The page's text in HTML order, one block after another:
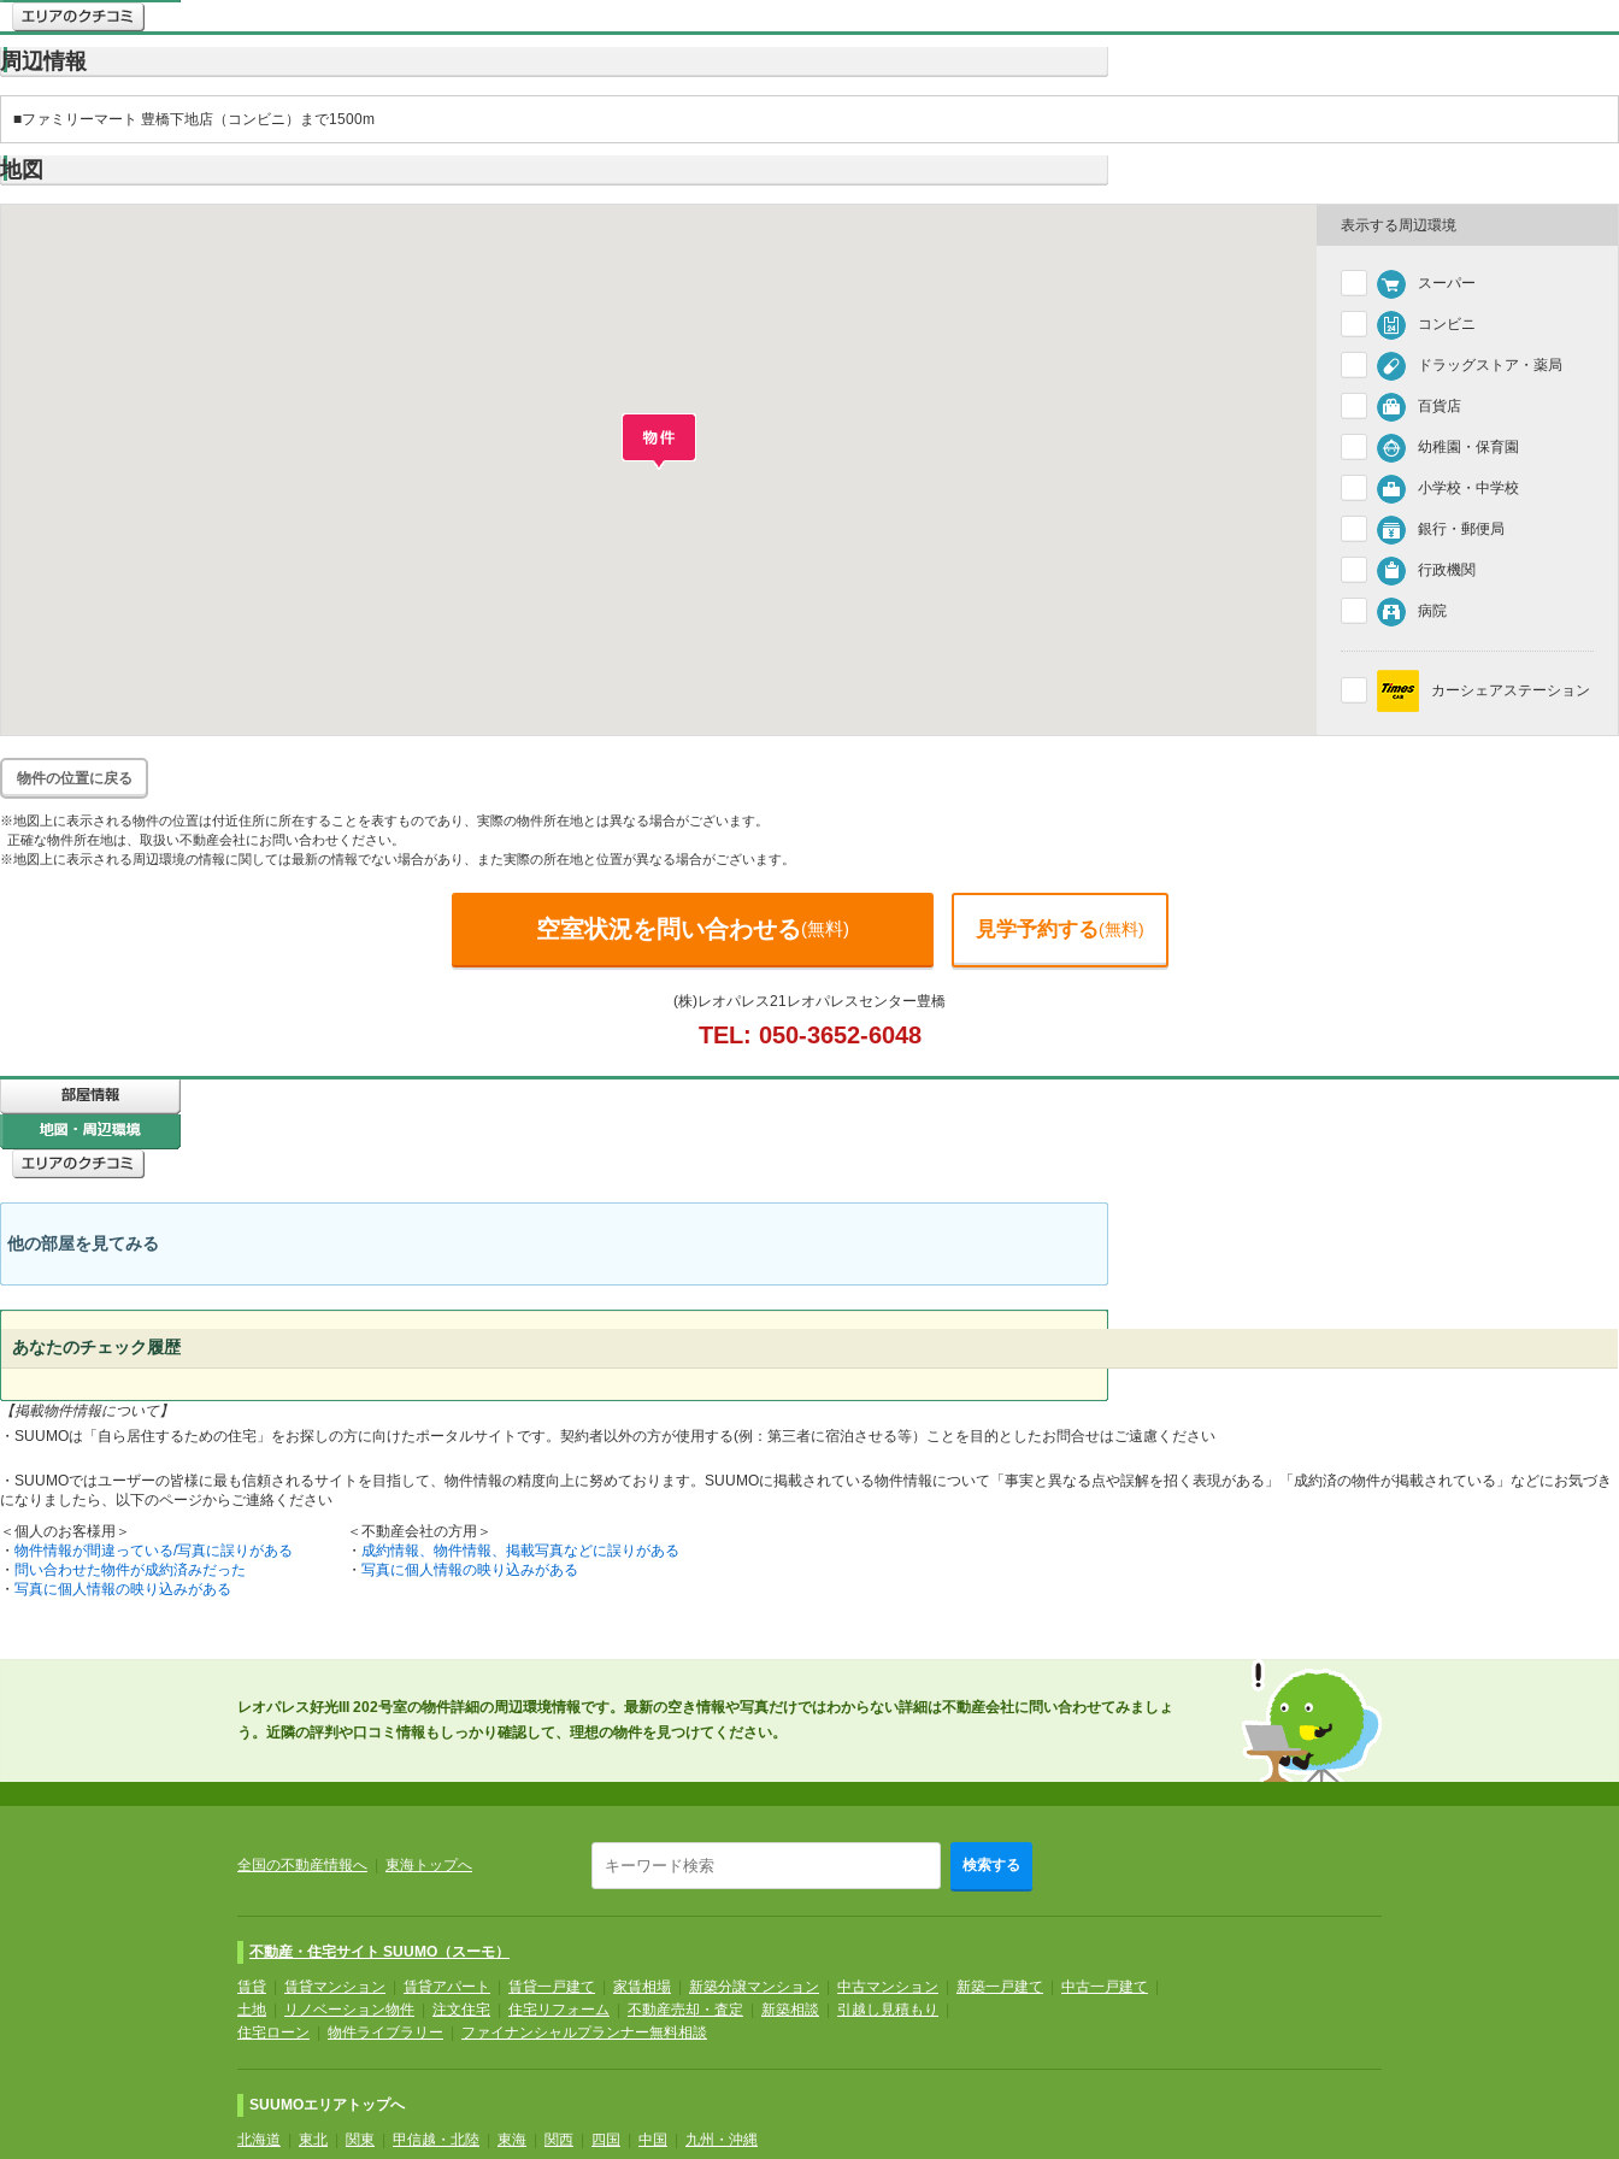
周辺情報
■ファミリーマート 豊橋下地店（コンビニ）まで1500m
地図
表示する周辺環境
スーパー
コンビニ
ドラッグストア・薬局
百貨店
幼稚園・保育園
小学校・中学校
銀行・郵便局
行政機関
病院
カーシェアステーション
物件の位置に戻る
※地図上に表示される物件の位置は付近住所に所在することを表すものであり、実際の物件所在地とは異なる場合がございます。
正確な物件所在地は、取扱い不動産会社にお問い合わせください。
※地図上に表示される周辺環境の情報に関しては最新の情報でない場合があり、また実際の所在地と位置が異なる場合がございます。
空室状況を問い合わせる(無料) 見学予約する(無料)
(株)レオパレス21レオパレスセンター豊橋
TEL: 050-3652-6048
他の部屋を見てみる
あなたのチェック履歴
【掲載物件情報について】
・SUUMOは「自ら居住するための住宅」をお探しの方に向けたポータルサイトです。契約者以外の方が使用する(例：第三者に宿泊させる等）ことを目的としたお問合せはご遠慮ください
・SUUMOではユーザーの皆様に最も信頼されるサイトを目指して、物件情報の精度向上に努めております。SUUMOに掲載されている物件情報について「事実と異なる点や誤解を招く表現がある」「成約済の物件が掲載されている」などにお気づき
になりましたら、以下のページからご連絡ください
＜個人のお客様用＞
・ 物件情報が間違っている/写真に誤りがある
・ 問い合わせた物件が成約済みだった
・ 写真に個人情報の映り込みがある
＜不動産会社の方用＞
・ 成約情報、物件情報、掲載写真などに誤りがある
・ 写真に個人情報の映り込みがある
レオパレス好光III 202号室の物件詳細の周辺環境情報です。最新の空き情報や写真だけではわからない詳細は不動産会社に問い合わせてみましょ
う。近隣の評判や口コミ情報もしっかり確認して、理想の物件を見つけてください。
全国の不動産情報へ 東海トップへ 検索する
不動産・住宅サイト SUUMO（スーモ）
賃貸 賃貸マンション 賃貸アパート 賃貸一戸建て 家賃相場 新築分譲マンション 中古マンション 新築一戸建て 中古一戸建て
土地
リノベーション物件 注文住宅 住宅リフォーム 不動産売却・査定 新築相談 引越し見積もり
住宅ローン
物件ライブラリー ファイナンシャルプランナー無料相談
SUUMOエリアトップへ
北海道 東北 関東 甲信越・北陸 東海 関西 四国 中国 九州・沖縄